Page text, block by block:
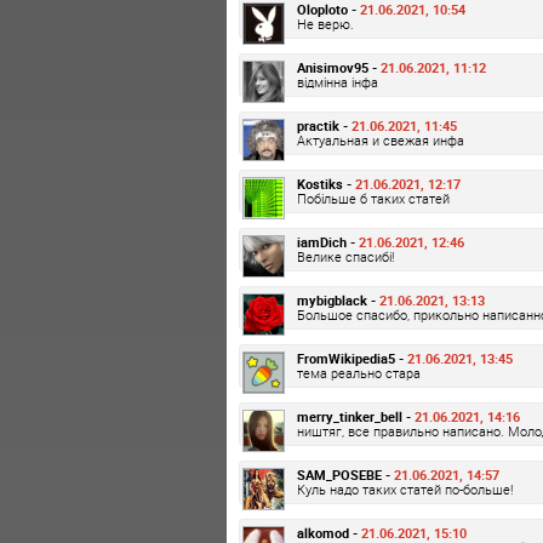
Oloploto - 21.06.2021, 10:54
Не верю.
Anisimov95 - 21.06.2021, 11:12
відмінна інфа
practik - 21.06.2021, 11:45
Актуальная и свежая инфа
Kostiks - 21.06.2021, 12:17
Побільше б таких статей
iamDich - 21.06.2021, 12:46
Велике спасибі!
mybigblack - 21.06.2021, 13:13
Большое спасибо, прикольно
FromWikipedia5 - 21.06.2021, 13:45
тема реально стара
merry_tinker_bell - 21.06.2021, 14:16
ништяг, все правильно написано.
SAM_POSEBE - 21.06.2021, 14:57
Куль надо таких статей по-больше!
alkomod - 21.06.2021, 15:10